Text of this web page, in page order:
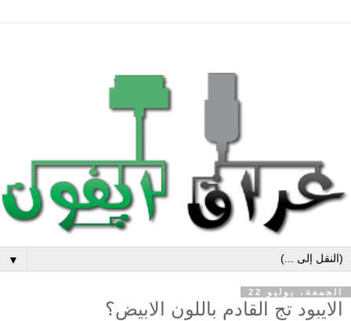
▼
الجمعة، يوليو 22
الايبود تج القادم باللون الابيض؟